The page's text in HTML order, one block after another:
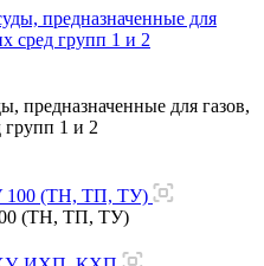
предназначенные для газов,
групп 1 и 2
(ТН, ТП, ТУ)